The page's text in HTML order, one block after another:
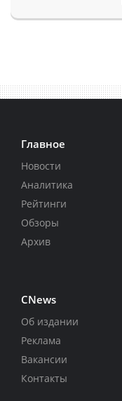
Главное
Новости
Аналитика
Рейтинги
Обзоры
Архив
CNews
Об издании
Реклама
Вакансии
Контакты